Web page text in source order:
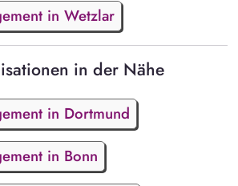
in Wetzlar
in der Nähe
in Dortmund
in Bonn